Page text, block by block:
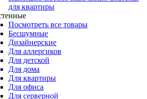
для квартиры
Посмотреть все товары
Бесшумные
Дизайнерские
Для аллергиков
Для детской
Для дома
Для квартиры
Для офиса
Для серверной